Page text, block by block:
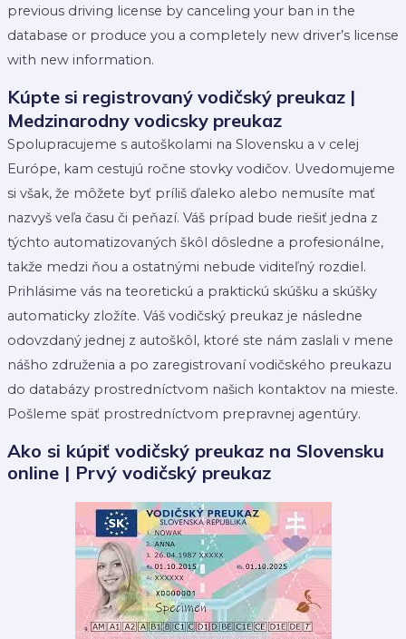
previous driving license by canceling your ban in the
database or produce you a completely new driver’s license
with new information.
Kúpte si registrovaný vodičský preukaz |
Medzinarodny vodicsky preukaz
Spolupracujeme s autoškolami na Slovensku a v celej
Európe, kam cestujú ročne stovky vodičov. Uvedomujeme
si však, že môžete byť príliš ďaleko alebo nemusíte mať
nazvyš veľa času či peňazí. Váš prípad bude riešiť jedna z
týchto automatizovaných škôl dôsledne a profesionálne,
takže medzi ňou a ostatnými nebude viditeľný rozdiel.
Prihlásime vás na teoretickú a praktickú skúšku a skúšky
automaticky zložíte. Váš vodičský preukaz je následne
odovzdaný jednej z autoškôl, ktoré ste nám zaslali v mene
nášho združenia a po zaregistrovaní vodičského preukazu
do databázy prostredníctvom našich kontaktov na mieste.
Pošleme späť prostredníctvom prepravnej agentúry.
Ako si kúpiť vodičský preukaz na Slovensku
online | Prvý vodičský preukaz